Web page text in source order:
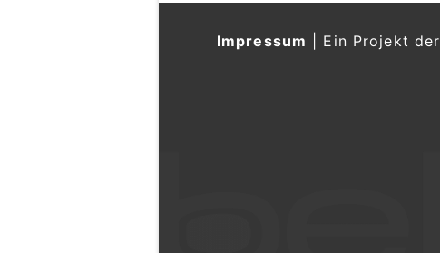
Impressum Ein Projekt der